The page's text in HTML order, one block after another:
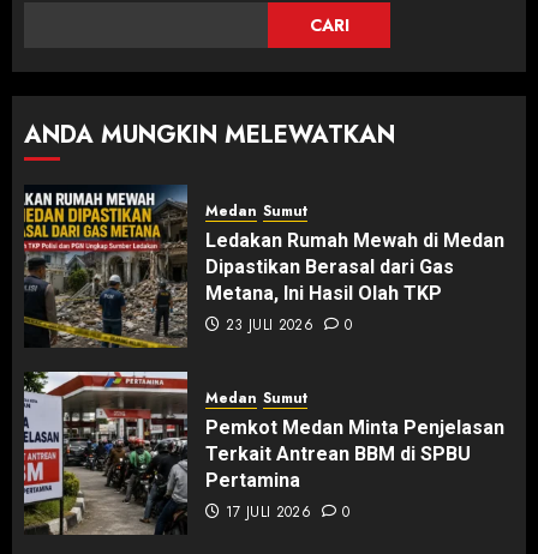
CARI
ANDA MUNGKIN MELEWATKAN
Medan Sumut
Ledakan Rumah Mewah di Medan
Dipastikan Berasal dari Gas
Metana, Ini Hasil Olah TKP
23 JULI 2026 0
Medan Sumut
Pemkot Medan Minta Penjelasan
Terkait Antrean BBM di SPBU
Pertamina
17 JULI 2026 0